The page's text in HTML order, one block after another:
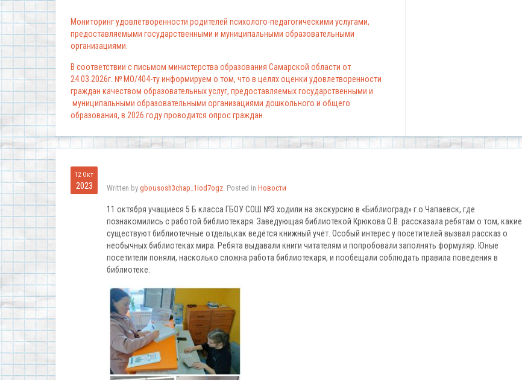
Мониторинг удовлетворенности родителей психолого-педагогическими услугами,
предоставляемыми государственными и муниципальными образовательными
организациями.
В соответствии с письмом министерства образования Самарской области от
24.03.2026г. № МО/404-ту информируем о том, что в целях оценки удовлетворенности
граждан качеством образовательных услуг, предоставляемых государственными и
муниципальными образовательными организациями дошкольного и общего
образования, в 2026 году проводится опрос граждан.
12 Окт
2023 Written by gbousosh3chap_1iod7ogz. Posted in Новости
11 октября учащиеся 5 Б класса ГБОУ СОШ №3 ходили на экскурсию в «Библиоград» г.о.Чапаевск, где
познакомились с работой библиотекаря. Заведующая библиотекой Крюкова О.В. рассказала ребятам о том, какие
существуют библиотечные отделы,как ведётся книжный учёт. Особый интерес у посетителей вызвал рассказ о
необычных библиотеках мира. Ребята выдавали книги читателям и попробовали заполнять формуляр. Юные
посетители поняли, насколько сложна работа библиотекаря, и пообещали соблюдать правила поведения в
библиотеке.